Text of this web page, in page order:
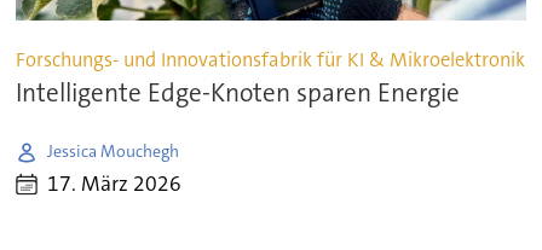
Forschungs- und Innovationsfabrik für KI & Mikroelektronik
Intelligente Edge-Knoten sparen Energie
Jessica Mouchegh
17. März 2026